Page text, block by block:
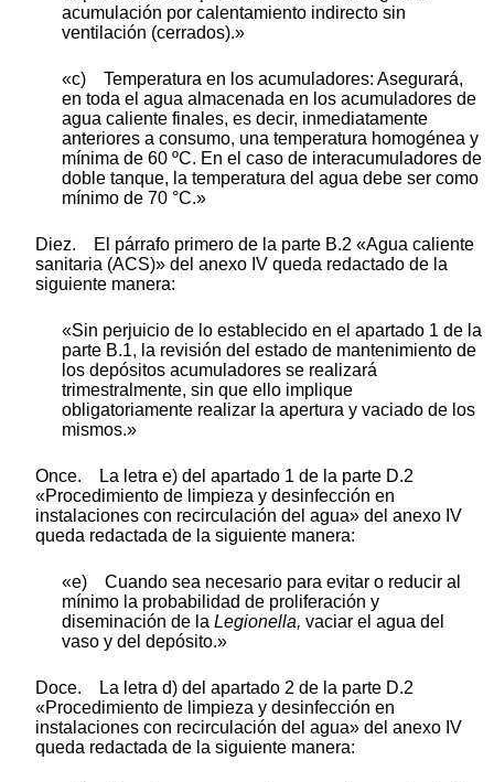
acumulación por calentamiento indirecto sin
ventilación (cerrados).»
«c) Temperatura en los acumuladores: Asegurará,
en toda el agua almacenada en los acumuladores de
agua caliente finales, es decir, inmediatamente
anteriores a consumo, una temperatura homogénea y
mínima de 60 ºC. En el caso de interacumuladores de
doble tanque, la temperatura del agua debe ser como
mínimo de 70 °C.»
Diez. El párrafo primero de la parte B.2 «Agua caliente
sanitaria (ACS)» del anexo IV queda redactado de la
siguiente manera:
«Sin perjuicio de lo establecido en el apartado 1 de la
parte B.1, la revisión del estado de mantenimiento de
los depósitos acumuladores se realizará
trimestralmente, sin que ello implique
obligatoriamente realizar la apertura y vaciado de los
mismos.»
Once. La letra e) del apartado 1 de la parte D.2
«Procedimiento de limpieza y desinfección en
instalaciones con recirculación del agua» del anexo IV
queda redactada de la siguiente manera:
«e) Cuando sea necesario para evitar o reducir al
mínimo la probabilidad de proliferación y
diseminación de la Legionella, vaciar el agua del
vaso y del depósito.»
Doce. La letra d) del apartado 2 de la parte D.2
«Procedimiento de limpieza y desinfección en
instalaciones con recirculación del agua» del anexo IV
queda redactada de la siguiente manera: